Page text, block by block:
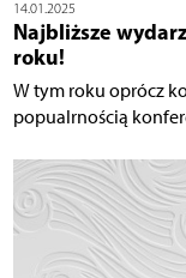
14.01.2025
Najbliższe
roku!
W tym roku oprócz
popualrnością